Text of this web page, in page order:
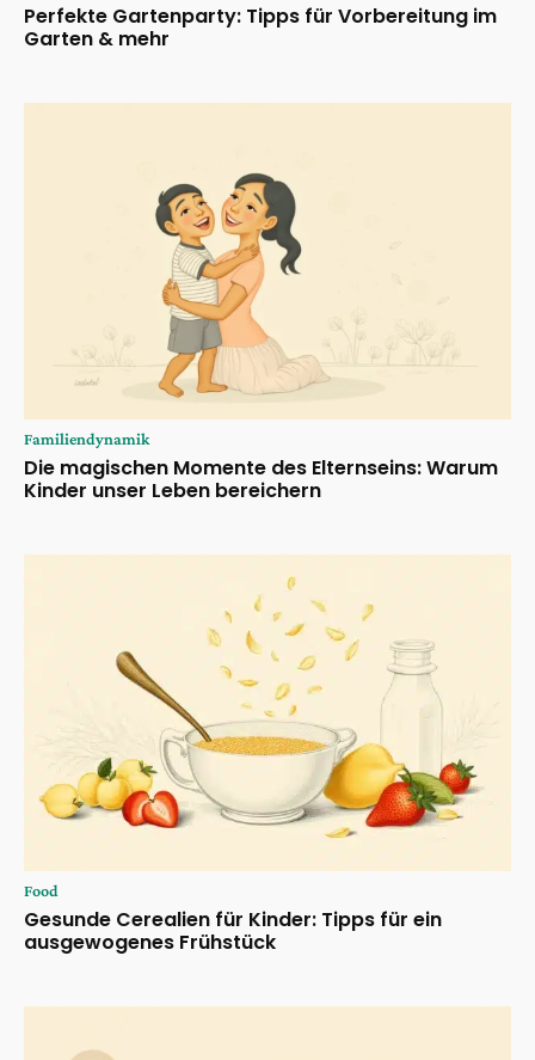
Perfekte Gartenparty: Tipps für Vorbereitung im
Garten & mehr
Familiendynamik
Die magischen Momente des Elternseins: Warum
Kinder unser Leben bereichern
Food
Gesunde Cerealien für Kinder: Tipps für ein
ausgewogenes Frühstück